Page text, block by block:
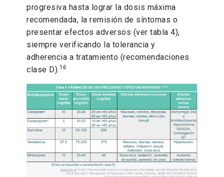
progresiva hasta lograr la dosis máxima
recomendada, la remisión de síntomas o
presentar efectos adversos (ver tabla 4),
siempre verificando la tolerancia y
adherencia a tratamiento (recomendaciones
clase D). 16